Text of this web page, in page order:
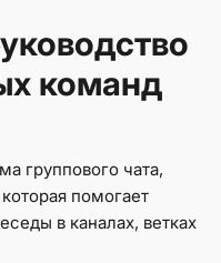
команд
группового чата,
помогает
в каналах, ветках